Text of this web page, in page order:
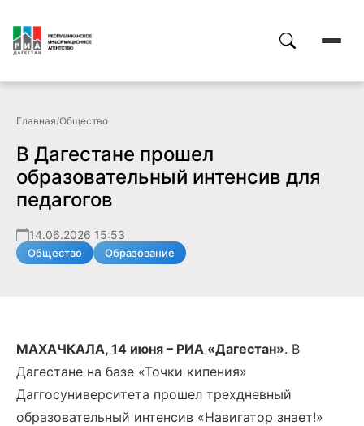
Главная/Общество
В Дагестане прошел
образовательный интенсив для
педагогов
14.06.2026 15:53
Общество Образование
МАХАЧКАЛА, 14 июня – РИА «Дагестан». В
Дагестане на базе «Точки кипения»
Даггосуниверситета прошел трехдневный
образовательный интенсив «Навигатор знает!»